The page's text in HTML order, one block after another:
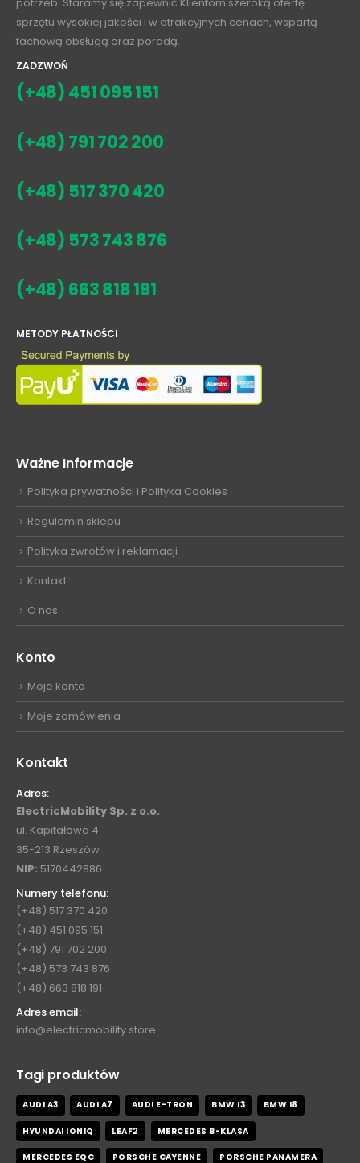
sprzętu wysokiej jakości i w atrakcyjnych cenach, wspartą
fachową obsługą oraz poradą.
ZADZWOŃ
(+48) 451 095 151
(+48) 791 702 200
(+48) 517 370 420
(+48) 573 743 876
(+48) 663 818 191
METODY PŁATNOŚCI
Ważne Informacje
Polityka prywatności i Polityka Cookies
Regulamin sklepu
Polityka zwrotów i reklamacji
Kontakt
O nas
Konto
Moje konto
Moje zamówienia
Kontakt
Adres:
ElectricMobility Sp. z o.o.
ul. Kapitałowa 4
35-213 Rzeszów
NIP: 5170442886
Numery telefonu:
(+48) 517 370 420
(+48) 451 095 151
(+48) 791 702 200
(+48) 573 743 876
(+48) 663 818 191
Adres email:
info@electricmobility.store
Tagi produktów
AUDI A3 AUDI A7 AUDI E-TRON BMW I3 BMW I8
HYUNDAI IONIQ LEAF2 MERCEDES B-KLASA
MERCEDES EQC PORSCHE CAYENNE PORSCHE PANAMERA